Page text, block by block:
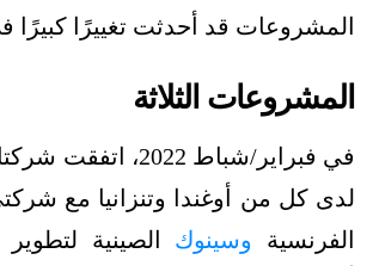
المشروعات قد أحدثت تغييرًا كبيرًا
المشروعات الثلاثة
في فبراير/شباط 2022،
لدى كل من أوغندا وتنزانيا مع
الفرنسية وسينوك الصينية